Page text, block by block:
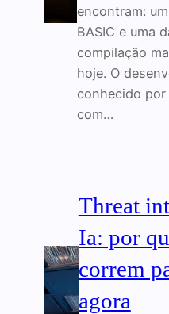
encontram:
BASIC e uma
compilação
hoje. O
conhecido por
com…
Threat
Ia: por
correm
agora